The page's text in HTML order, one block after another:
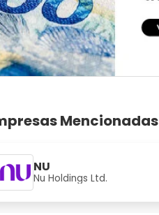
Mencionadas
NU
Nu Holdings Ltd.